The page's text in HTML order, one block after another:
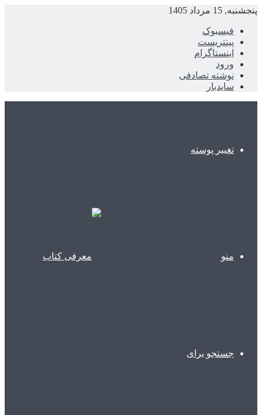
پنجشنبه, 15 مرداد 1405
فیسبوک
پینتریست
اینستاگرام
ورود
نوشته تصادفی
سایدبار
تغییر پوسته
منو
جستجو برای